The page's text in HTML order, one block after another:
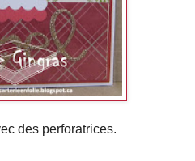
des perforatrices.